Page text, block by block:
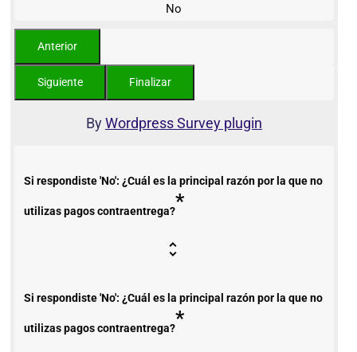
No
ByWordpress Survey plugin
Si respondiste 'No': ¿Cuál es la principal razón por la que no
utilizas pagos contraentrega?*
Si respondiste 'No': ¿Cuál es la principal razón por la que no
utilizas pagos contraentrega?*